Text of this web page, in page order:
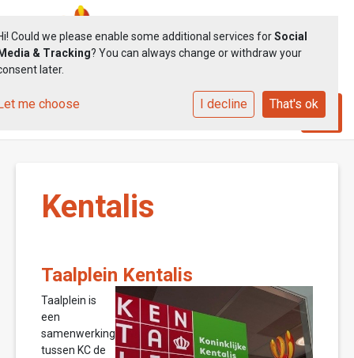
Kentalis
Taalplein Kentalis
Taalplein is
een
samenwerking
tussen KC de
Could we please enable some additional services forSocial
& Tracking? You can always change or withdraw your
later.
me choose I decline That's ok